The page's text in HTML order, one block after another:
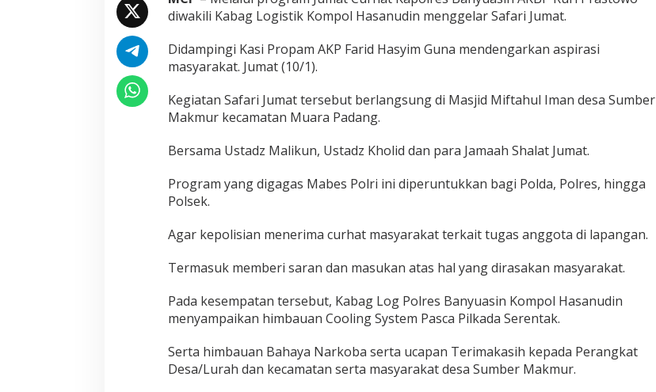
diwakili Kabag Logistik Kompol Hasanudin menggelar Safari Jumat.
Didampingi Kasi Propam AKP Farid Hasyim Guna mendengarkan aspirasi
masyarakat. Jumat (10/1).
Kegiatan Safari Jumat tersebut berlangsung di Masjid Miftahul Iman desa Sumber
Makmur kecamatan Muara Padang.
Bersama Ustadz Malikun, Ustadz Kholid dan para Jamaah Shalat Jumat.
Program yang digagas Mabes Polri ini diperuntukkan bagi Polda, Polres, hingga
Polsek.
Agar kepolisian menerima curhat masyarakat terkait tugas anggota di lapangan.
Termasuk memberi saran dan masukan atas hal yang dirasakan masyarakat.
Pada kesempatan tersebut, Kabag Log Polres Banyuasin Kompol Hasanudin
menyampaikan himbauan Cooling System Pasca Pilkada Serentak.
Serta himbauan Bahaya Narkoba serta ucapan Terimakasih kepada Perangkat
Desa/Lurah dan kecamatan serta masyarakat desa Sumber Makmur.